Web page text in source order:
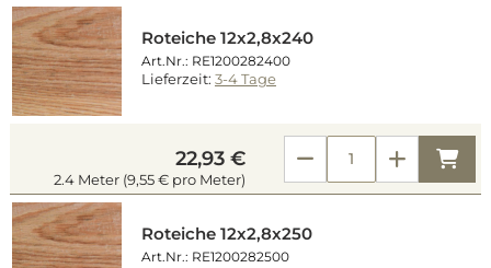
Roteiche 12x2,8x240
Art.Nr.: RE1200282400
Lieferzeit: 3-4 Tage
22,93 €
2.4 Meter (9,55 € pro Meter)
Roteiche 12x2,8x250
Art.Nr.: RE1200282500